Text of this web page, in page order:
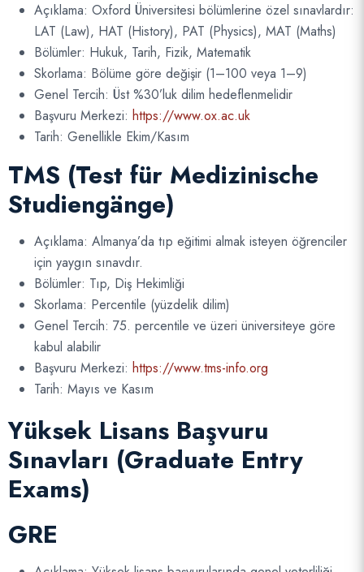
Açıklama: Oxford Üniversitesi bölümlerine özel sınavlardır:
LAT (Law), HAT (History), PAT (Physics), MAT (Maths)
Bölümler: Hukuk, Tarih, Fizik, Matematik
Skorlama: Bölüme göre değişir (1–100 veya 1–9)
Genel Tercih: Üst %30’luk dilim hedeflenmelidir
Başvuru Merkezi: https://www.ox.ac.uk
Tarih: Genellikle Ekim/Kasım
TMS (Test für Medizinische
Studiengänge)
Açıklama: Almanya’da tıp eğitimi almak isteyen öğrenciler
için yaygın sınavdır.
Bölümler: Tıp, Diş Hekimliği
Skorlama: Percentile (yüzdelik dilim)
Genel Tercih: 75. percentile ve üzeri üniversiteye göre
kabul alabilir
Başvuru Merkezi: https://www.tms-info.org
Tarih: Mayıs ve Kasım
Yüksek Lisans Başvuru
Sınavları (Graduate Entry
Exams)
GRE